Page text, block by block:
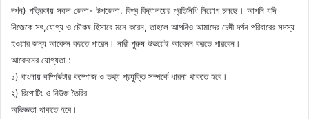
দর্পন) পত্রিকায় সকল জেলা- উপজেলা, বিশ্ব বিদ্যালয়ের প্রতিনিধি নিয়োগ চলছে। আপনি যদি
নিজেকে সৎ,যোগ্য ও চৌকষ হিসাবে মনে করেন, তাহলে আপনিও আমাদের চেঙ্গী দর্পন পরিবারের সদস্য
হওয়ার জন্য আবেদন করতে পারেন। নারী পুরুষ উভয়েই আবেদন করতে পারবেন।
আবেদনের যোগ্যতা :
১) বাংলায় কম্পিউটার কম্পোজ ও তথ্য প্রযুক্তি সম্পর্কে ধারনা থাকতে হবে।
২) রিপোটিং ও নিউজ তৈরির
অভিজ্ঞতা থাকতে হবে।